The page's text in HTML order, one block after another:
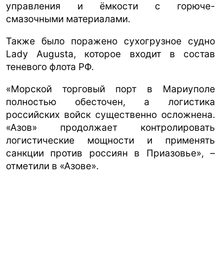
управления и ёмкости с горюче-
смазочными материалами.
Также было поражено сухогрузное судно
Lady Augusta, которое входит в состав
теневого флота РФ.
«Морской торговый порт в Мариуполе
полностью обесточен, а логистика
российских войск существенно осложнена.
«Азов» продолжает контролировать
логистические мощности и применять
санкции против россиян в Приазовье», –
отметили в «Азове».